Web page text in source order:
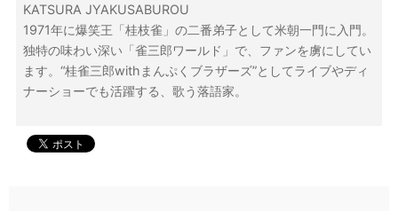
KATSURA JYAKUSABUROU
1971年に爆笑王「桂枝雀」の二番弟子として米朝一門に入門。
独特の味わい深い「雀三郎ワールド」で、ファンを虜にしてい
ます。“桂雀三郎withまんぷくブラザーズ”としてライブやディ
ナーショーでも活躍する、歌う落語家。